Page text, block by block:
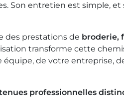
Son entretien est simple, et
des prestations de broderie,
transforme cette
de votre entreprise,
professionnelles